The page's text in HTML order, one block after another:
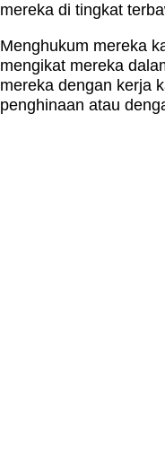
mereka di tingkat
Menghukum mereka
mengikat mereka
mereka dengan kerja
penghinaan atau